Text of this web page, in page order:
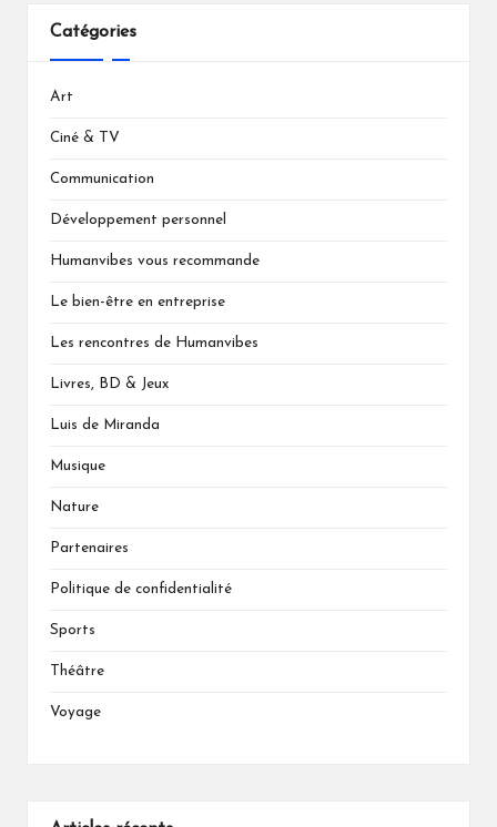
Catégories
Art
Ciné & TV
Communication
Développement personnel
Humanvibes vous recommande
Le bien-être en entreprise
Les rencontres de Humanvibes
Livres, BD & Jeux
Luis de Miranda
Musique
Nature
Partenaires
Politique de confidentialité
Sports
Théâtre
Voyage